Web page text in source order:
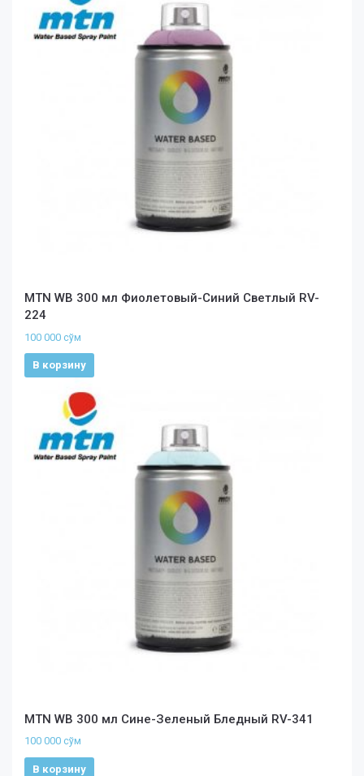
MTN WB 300 мл Фиолетовый-Синий Светлый RV-
224
100 000 сўм
В корзину
MTN WB 300 мл Сине-Зеленый Бледный RV-341
100 000 сўм
В корзину